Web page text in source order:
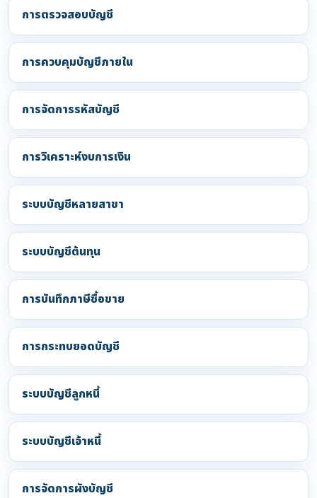
การตรวจสอบบัญชี
การควบคุมบัญชีภายใน
การจัดการรหัสบัญชี
การวิเคราะห์งบการเงิน
ระบบบัญชีหลายสาขา
ระบบบัญชีต้นทุน
การบันทึกภาษีซื้อขาย
การกระทบยอดบัญชี
ระบบบัญชีลูกหนี้
ระบบบัญชีเจ้าหนี้
การจัดการผังบัญชี